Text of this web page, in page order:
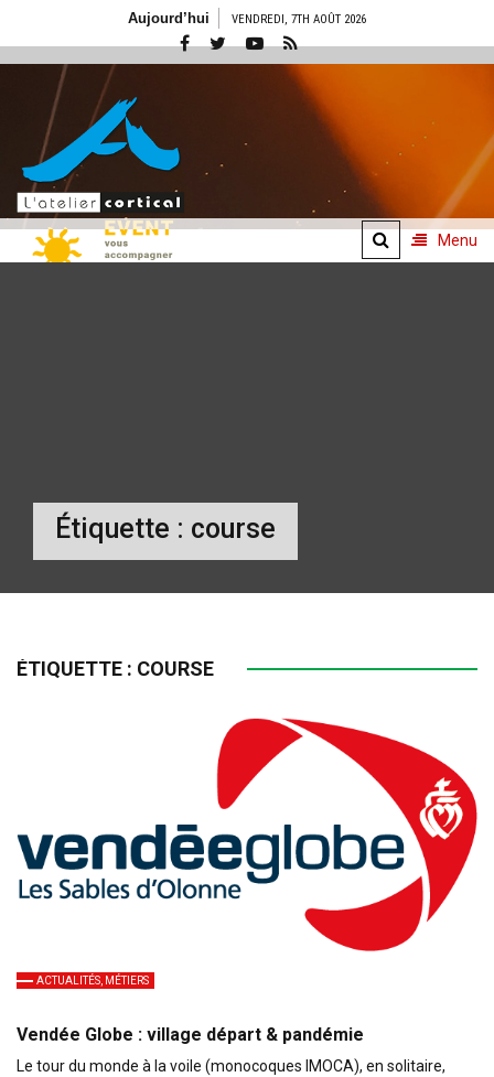
Aujourd’hui VENDREDI, 7TH AOÛT 2026
Menu
Étiquette : course
ÉTIQUETTE : COURSE
ACTUALITÉS, MÉTIERS
Vendée Globe : village départ & pandémie
Le tour du monde à la voile (monocoques IMOCA), en solitaire,